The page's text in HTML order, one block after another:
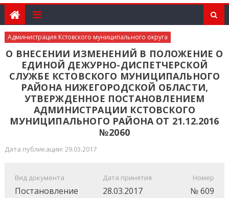
Администрация Кстовского муниципального округа
О ВНЕСЕНИИ ИЗМЕНЕНИЙ В ПОЛОЖЕНИЕ О
ЕДИНОЙ ДЕЖУРНО-ДИСПЕТЧЕРСКОЙ
СЛУЖБЕ КСТОВСКОГО МУНИЦИПАЛЬНОГО
РАЙОНА НИЖЕГОРОДСКОЙ ОБЛАСТИ,
УТВЕРЖДЕННОЕ ПОСТАНОВЛЕНИЕМ
АДМИНИСТРАЦИИ КСТОВСКОГО
МУНИЦИПАЛЬНОГО РАЙОНА ОТ 21.12.2016
№2060
Дата публикации: 29.03.2017
Вид документа
Постановление
Дата принятия
28.03.2017
Номер
№ 609